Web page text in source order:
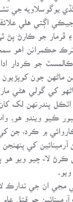
گڏي يوگوسلاويه
جيڪي اڳتي هلي
ڦرمار جو ڪارڻ
حڪمرانن اهو
ڪالمسٽ جو ڪردار
جون کوپڙيون ۽
کي گولي هڻي
پندرنهن لک
ڪيو ويندو
۾ ڪرد، جن
آرمينائين کي
لاء چيو ويو هو
ان جي تدارڪ
آرمينائين جو قتل